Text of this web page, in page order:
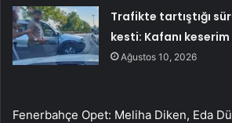
Trafikte tartıştığı
kesti: Kafanı keserim
Ağustos 10, 2026
Fenerbahçe Opet: Meliha Diken, Eda